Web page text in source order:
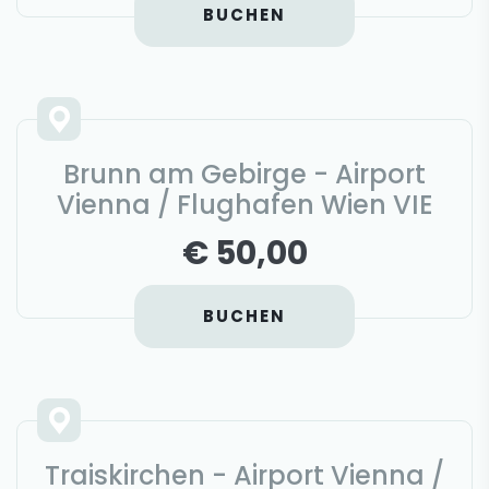
BUCHEN
Brunn am Gebirge - Airport
Vienna / Flughafen Wien VIE
€ 50,00
BUCHEN
Traiskirchen - Airport Vienna /